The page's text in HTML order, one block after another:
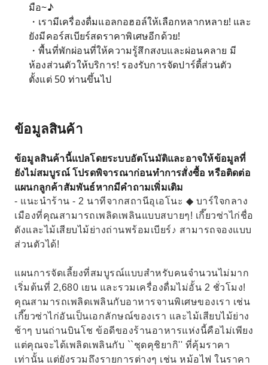
มือ~♪
・เรามีเครื่องดื่มแอลกอฮอล์ให้เลือกหลากหลาย! และ
ยังมีคอร์สเบียร์สดราคาพิเศษอีกด้วย!
・พื้นที่พักผ่อนที่ให้ความรู้สึกสงบและผ่อนคลาย มี
ห้องส่วนตัวให้บริการ! รองรับการจัดปาร์ตี้ส่วนตัว
ตั้งแต่ 50 ท่านขึ้นไป
ข้อมูลสินค้า
ข้อมูลสินค้านี้แปลโดยระบบอัตโนมัติและอาจให้ข้อมูลที่
ยังไม่สมบูรณ์ โปรดพิจารณาก่อนทำการสั่งซื้อ หรือติดต่อ
แผนกลูกค้าสัมพันธ์หากมีคำถามเพิ่มเติม
- แนะนำร้าน - 2 นาทีจากสถานีอุเอโนะ ◆ บาร์ใจกลาง
เมืองที่คุณสามารถเพลิดเพลินแบบสบายๆ! เกี๊ยวซ่าไก่ชื่อ
ดังและไม้เสียบไม้ย่างถ่านพร้อมเบียร์♪ สามารถจองแบบ
ส่วนตัวได้!
แผนการจัดเลี้ยงที่สมบูรณ์แบบสำหรับคนจำนวนไม่มาก
เริ่มต้นที่ 2,680 เยน และรวมเครื่องดื่มไม่อั้น 2 ชั่วโมง!
คุณสามารถเพลิดเพลินกับอาหารจานพิเศษของเรา เช่น
เกี๊ยวซ่าไก่อันเป็นเอกลักษณ์ของเรา และไม้เสียบไม้ย่าง
ช้าๆ บนถ่านบินโช ข้อดีของร้านอาหารแห่งนี้คือไม่เพียง
แต่คุณจะได้เพลิดเพลินกับ ``ชุดคุชิยากิ'' ที่คุ้มราคา
เท่านั้น แต่ยังรวมถึงรายการต่างๆ เช่น หม้อไฟ ในราคา